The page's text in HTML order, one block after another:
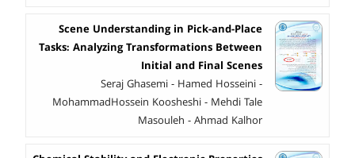
Scene Understanding in Pick-and-Place
Tasks: Analyzing Transformations Between
Initial and Final Scenes
Seraj Ghasemi - Hamed Hosseini -
MohammadHossein Koosheshi - Mehdi Tale
Masouleh - Ahmad Kalhor